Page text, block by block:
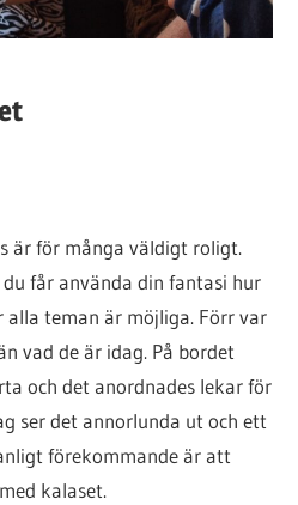
är för många väldigt roligt.
får använda din fantasi hur
alla teman är möjliga. Förr var
vad de är idag. På bordet
och det anordnades lekar för
ser det annorlunda ut och ett
förekommande är att
kalaset.